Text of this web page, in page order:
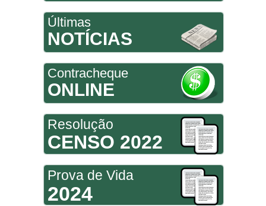
Últimas
NOTÍCIAS
Contracheque
ONLINE
Resolução
CENSO 2022
Prova de Vida
2024